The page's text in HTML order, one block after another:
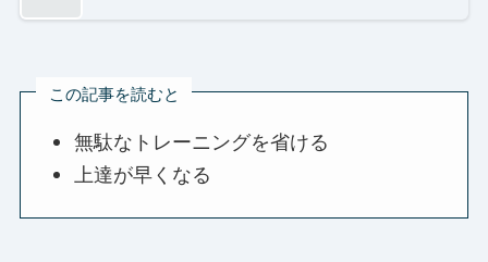
この記事を読むと
無駄なトレーニングを省ける
上達が早くなる